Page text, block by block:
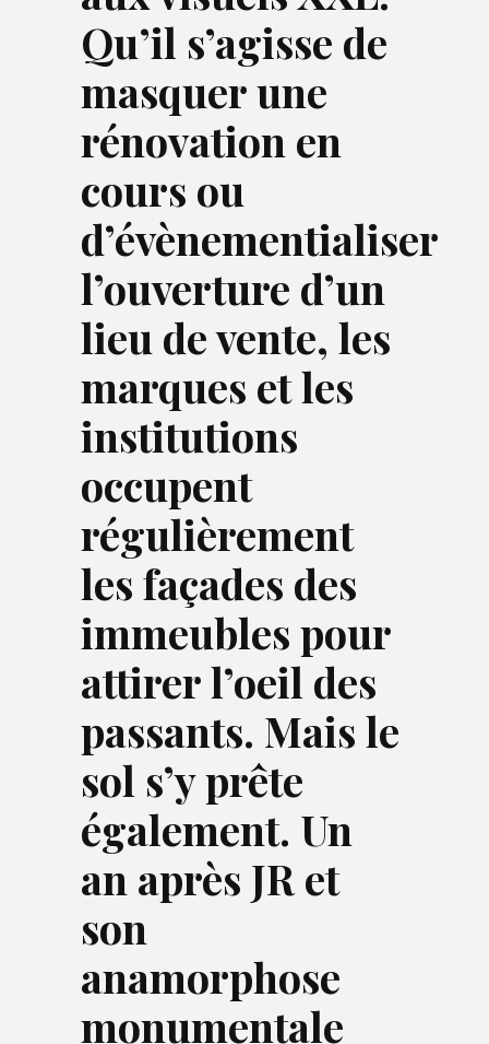
Qu’il s’agisse de
masquer une
rénovation en
cours ou
d’évènementialiser
l’ouverture d’un
lieu de vente, les
marques et les
institutions
occupent
régulièrement
les façades des
immeubles pour
attirer l’oeil des
passants. Mais le
sol s’y prête
également. Un
an après JR et
son
anamorphose
monumentale